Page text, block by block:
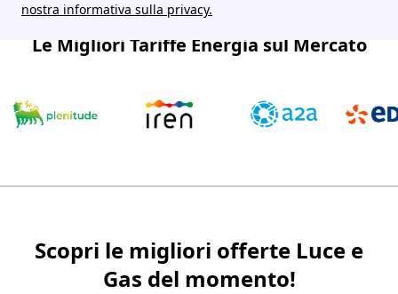
nostra informativa sulla privacy.
Le Migliori Tariffe Energia sul Mercato
Scopri le migliori offerte Luce e
Gas del momento!